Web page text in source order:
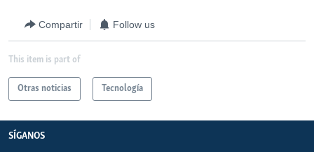
Compartir Follow us
This item is part of
Otras noticias Tecnología
SÍGANOS